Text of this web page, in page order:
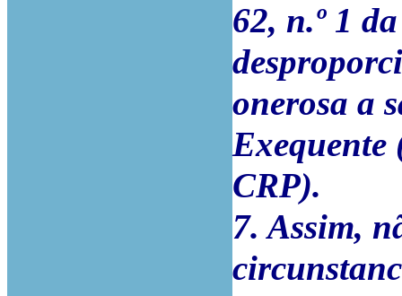
62, n.º 1
onerosa a
Exequente
CRP).
7. Assim,